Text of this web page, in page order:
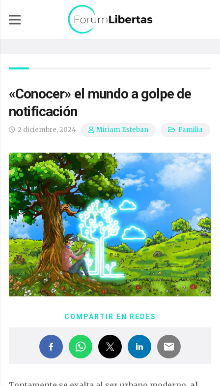
«Conocer» el mundo a golpe de
notificación
2 diciembre, 2024 Miriam Esteban Familia
COMPARTIR EN REDES